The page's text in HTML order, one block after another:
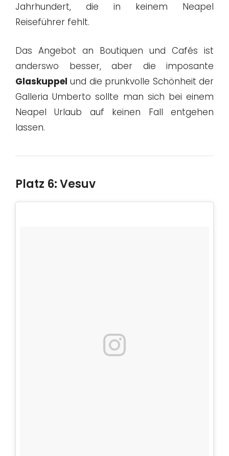
Jahrhundert, die in keinem Neapel
Reiseführer fehlt.
Das Angebot an Boutiquen und Cafés ist
anderswo besser, aber die imposante
Glaskuppel und die prunkvolle Schönheit der
Galleria Umberto sollte man sich bei einem
Neapel Urlaub auf keinen Fall entgehen
lassen.
Platz 6: Vesuv